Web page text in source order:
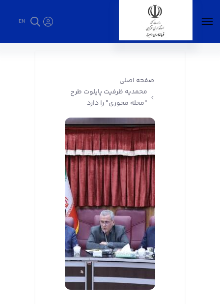
EN
صفحه اصلی
محمدیه ظرفیت پایلوت طرح
"محله محوری" را دارد